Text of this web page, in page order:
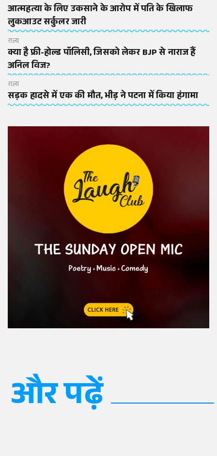
आत्महत्या के लिए उकसाने के आरोप में पति के खिलाफ
लुकआउट सर्कुलर जारी
राज्य
क्या है फ्री-होल्ड पॉलिसी, जिसको लेकर BJP से नाराज हैं
अनिल विज?
राज्य
सड़क हादसे में एक की मौत, भीड़ ने पटना में किया हंगामा
और पढ़ें